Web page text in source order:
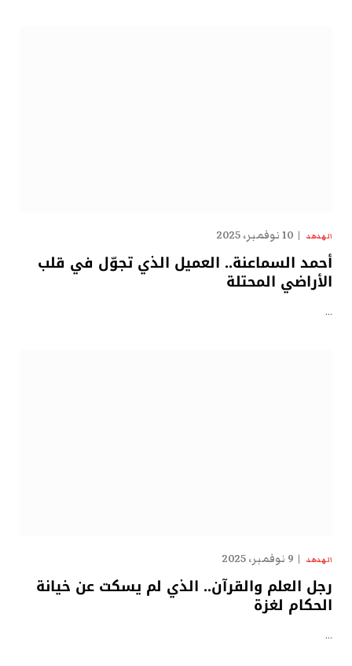
الهدهد 10 نوفمبر، 2025
أحمد السماعنة.. العميل الذي تجوّل في قلب
الأراضي المحتلة
…
الهدهد 9 نوفمبر، 2025
رجل العلم والقرآن.. الذي لم يسكت عن خيانة
الحكام لغزة
…